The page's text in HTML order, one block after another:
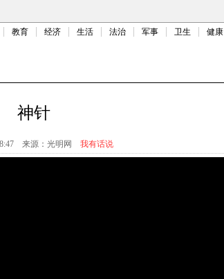
教育 经济 生活 法治 军事 卫生 健康
神针
来源： 光明网 我有话说